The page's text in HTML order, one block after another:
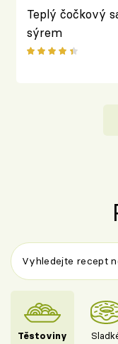
Teplý čočkový
sýrem
Těstoviny